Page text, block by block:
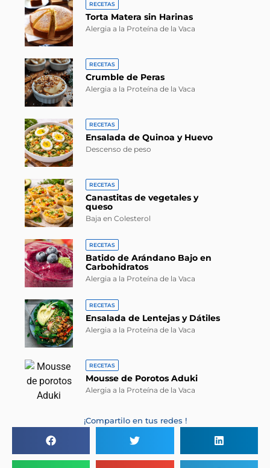
RECETAS
Torta Matera sin Harinas
Alergia a la Proteína de la Vaca
RECETAS
Crumble de Peras
Alergia a la Proteína de la Vaca
RECETAS
Ensalada de Quinoa y Huevo
Descenso de peso
RECETAS
Canastitas de vegetales y
queso
Baja en Colesterol
RECETAS
Batido de Arándano Bajo en
Carbohidratos
Alergia a la Proteína de la Vaca
RECETAS
Ensalada de Lentejas y Dátiles
Alergia a la Proteína de la Vaca
RECETAS
Mousse de Porotos Aduki
Alergia a la Proteína de la Vaca
¡Compartilo en tus redes !